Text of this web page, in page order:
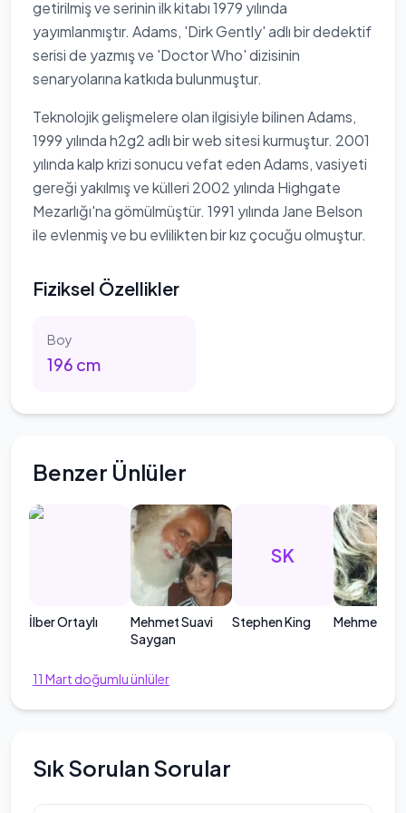
getirilmiş ve serinin ilk kitabı 1979 yılında
yayımlanmıştır. Adams, 'Dirk Gently' adlı bir dedektif
serisi de yazmış ve 'Doctor Who' dizisinin
senaryolarına katkıda bulunmuştur.
Teknolojik gelişmelere olan ilgisiyle bilinen Adams,
1999 yılında h2g2 adlı bir web sitesi kurmuştur. 2001
yılında kalp krizi sonucu vefat eden Adams, vasiyeti
gereği yakılmış ve külleri 2002 yılında Highgate
Mezarlığı'na gömülmüştür. 1991 yılında Jane Belson
ile evlenmiş ve bu evlilikten bir kız çocuğu olmuştur.
Fiziksel Özellikler
Boy
196 cm
Benzer Ünlüler
İlber Ortaylı
Mehmet Suavi
Saygan
SK
Stephen King Mehmet
11 Mart doğumlu ünlüler
Sık Sorulan Sorular